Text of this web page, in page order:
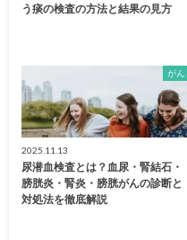
う痰の検査の方法と結果の見方
がん
2025.11.13
尿潜血検査とは？血尿・腎結石・
膀胱炎・腎炎・膀胱がんの診断と
対処法を徹底解説